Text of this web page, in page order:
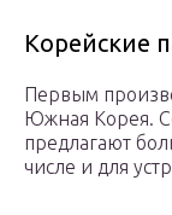
Корейские
Первым
Южная Корея.
предлагают
числе и для